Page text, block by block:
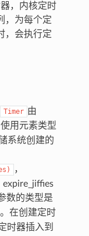
，内核定时
，为每个定
，会执行定
Timer 由
用元素类型
系统创建的
，
数的类型是
在创建定时
时器插入到